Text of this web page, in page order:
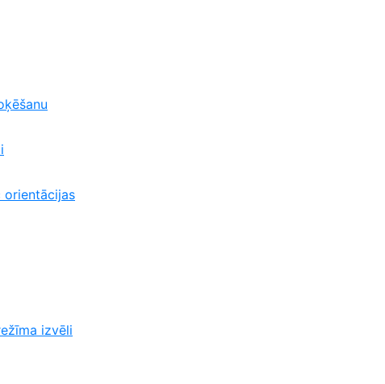
orientācijas
izvēli